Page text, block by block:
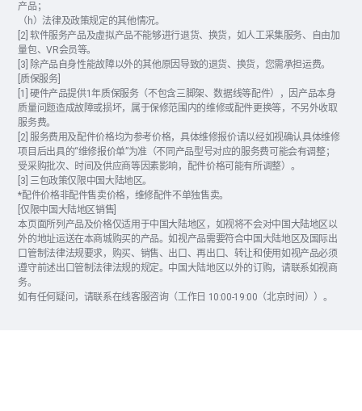
产品；
（h）法律及政策规定的其他情况。
[2] 软件服务产品及虚拟产品不能够进行退货、换货，如人工采集服务、自由加
量包、VR会员等。
[3] 除产品自身性能故障以外的其他原因导致的退货、换货，您需承担运费。
[质保服务]
[1] 硬件产品提供1年质保服务（不包含三脚架、数据线等配件），因产品本身
质量问题造成故障或损坏，属于保修范围内的维修或配件更换等，不另外收取
服务费。
[2] 服务费用及配件价格均为参考价格，具体维修报价请以经如视确认具体维修
项目后出具的“维修报价单”为准（不同产品型号对应的服务费可能会有调整；
受采购批次、时间及供应商等因素影响，配件价格可能有所调整）。
[3] 三包政策仅限中国大陆地区。
*配件价格非配件售卖价格，维修配件不单独售卖。
[仅限中国大陆地区销售]
本页面所列产品及价格仅适用于中国大陆地区，如视将不会对中国大陆地区以
外的地址运送在本商城购买的产品。如视产品需要符合中国大陆地区及国际出
口管制法律法规要求，购买、销售、出口、再出口、转让和使用如视产品必须
遵守前述出口管制法律法规的规定。中国大陆地区以外的订购，请联系如视商
务。
如有任何疑问，请联系在线客服咨询（工作日 10:00-19:00（北京时间））。